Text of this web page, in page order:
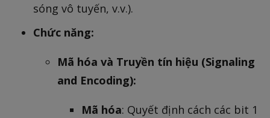
sóng vô tuyến, v.v.).
Chức năng:
Mã hóa và Truyền tín hiệu (Signaling
and Encoding):
Mã hóa: Quyết định cách các bit 1